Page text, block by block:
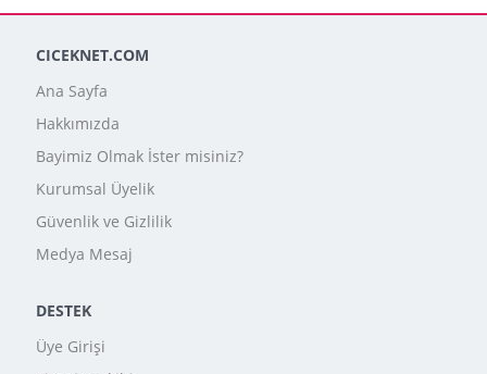
CICEKNET.COM
Ana Sayfa
Hakkımızda
Bayimiz Olmak İster misiniz?
Kurumsal Üyelik
Güvenlik ve Gizlilik
Medya Mesaj
DESTEK
Üye Girişi